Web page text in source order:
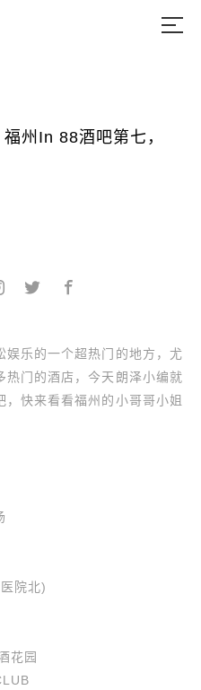
州In 88酒吧第七，
乐的一个超热门的地方，尤
门的酒店，今天朗泽小编就
快来看看福州的小哥哥小姐
院北)
花园